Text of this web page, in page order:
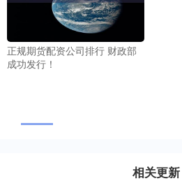
正规期货配资公司排行 财政部
成功发行！
相关更新